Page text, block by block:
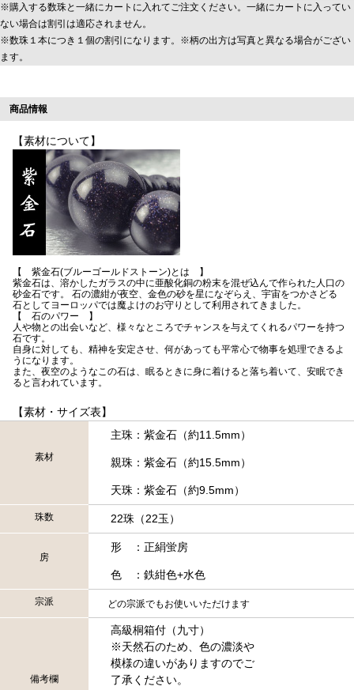
※購入する数珠と一緒にカートに入れてご注文ください。一緒にカートに入ってい
ない場合は割引は適応されません。
※数珠１本につき１個の割引になります。※柄の出方は写真と異なる場合がござい
ます。
商品情報
【素材について】
【 紫金石(ブルーゴールドストーン)とは 】
紫金石は、溶かしたガラスの中に亜酸化銅の粉末を混ぜ込んで作られた人口の
砂金石です。 石の濃紺が夜空、金色の砂を星になぞらえ、宇宙をつかさどる
石としてヨーロッパでは魔よけのお守りとして利用されてきました。
【 石のパワー 】
人や物との出会いなど、様々なところでチャンスを与えてくれるパワーを持つ
石です。
自身に対しても、精神を安定させ、何があっても平常心で物事を処理できるよ
うになります。
また、夜空のようなこの石は、眠るときに身に着けると落ち着いて、安眠でき
ると言われています。
【素材・サイズ表】
素材
主珠：紫金石（約11.5mm）
親珠：紫金石（約15.5mm）
天珠：紫金石（約9.5mm）
珠数 22珠（22玉）
房
形 ：正絹蛍房
色 ：鉄紺色+水色
宗派 どの宗派でもお使いいただけます
備考欄
高級桐箱付（九寸）
※天然石のため、色の濃淡や
模様の違いがありますのでご
了承ください。